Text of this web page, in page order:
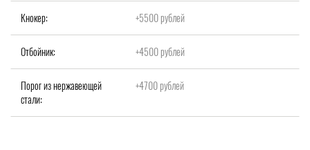
Кнокер: +5500 рублей
Отбойник: +4500 рублей
Порог из нержавеющей
стали:
+4700 рублей